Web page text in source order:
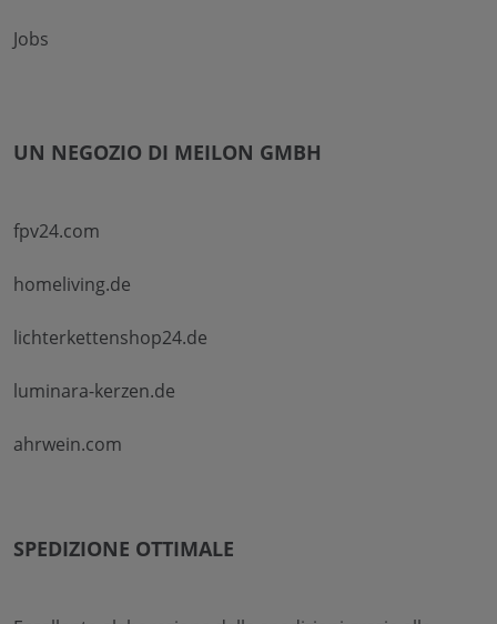
Jobs
UN NEGOZIO DI MEILON GMBH
fpv24.com
homeliving.de
lichterkettenshop24.de
luminara-kerzen.de
ahrwein.com
SPEDIZIONE OTTIMALE